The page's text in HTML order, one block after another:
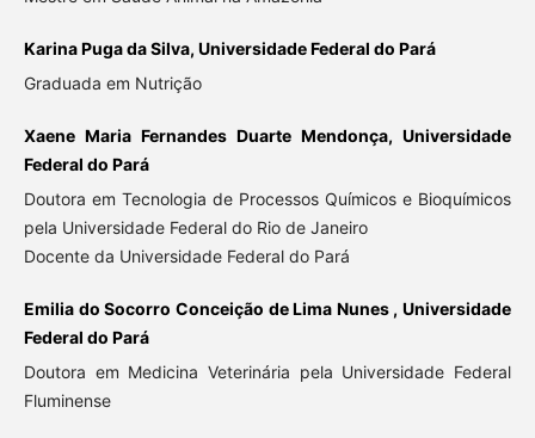
Karina Puga da Silva, Universidade Federal do Pará
Graduada em Nutrição
Xaene Maria Fernandes Duarte Mendonça, Universidade
Federal do Pará
Doutora em Tecnologia de Processos Químicos e Bioquímicos
pela Universidade Federal do Rio de Janeiro
Docente da Universidade Federal do Pará
Emilia do Socorro Conceição de Lima Nunes , Universidade
Federal do Pará
Doutora em Medicina Veterinária pela Universidade Federal
Fluminense